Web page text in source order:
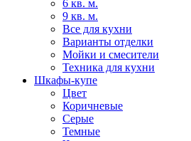
6 кв. м.
9 кв. м.
Все для кухни
Варианты отделки
Мойки и смесители
Техника для кухни
Шкафы-купе
Цвет
Коричневые
Серые
Темные